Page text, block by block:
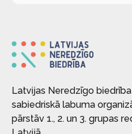
Latvijas Neredzīgo
sabiedriskā labuma
pārstāv 1., 2. un 3. grupas